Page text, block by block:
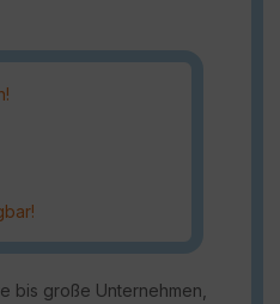
bis große Unternehmen,